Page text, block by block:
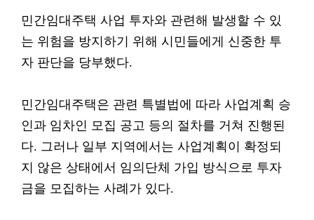
민간임대주택 사업 투자와 관련해 발생할 수 있
는 위험을 방지하기 위해 시민들에게 신중한 투
자 판단을 당부했다.
민간임대주택은 관련 특별법에 따라 사업계획 승
인과 임차인 모집 공고 등의 절차를 거쳐 진행된
다. 그러나 일부 지역에서는 사업계획이 확정되
지 않은 상태에서 임의단체 가입 방식으로 투자
금을 모집하는 사례가 있다.